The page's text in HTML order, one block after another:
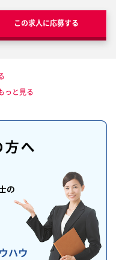
この求人に応募する
っと見る